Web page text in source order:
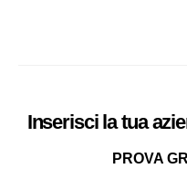
Inserisci la tua
PROVA